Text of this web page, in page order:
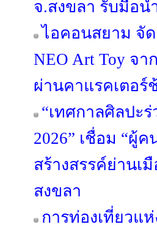
จ.สงขลา รับมือน้
ไอคอนสยาม จัด
NEO Art Toy จ
ผ่านคาแรคเตอร์
“เทศกาลศิลปะ
2026” เชื่อม “ผู้
สร้างสรรค์ย่านเ
สงขลา
การท่องเที่ยวแ